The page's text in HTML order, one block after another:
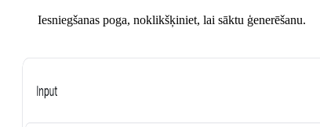
Iesniegšanas poga, noklikšķiniet, lai sāktu ģenerēšanu.